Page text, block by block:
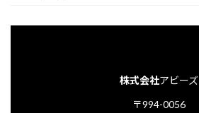
株式会社アビーズ
〒994-0056